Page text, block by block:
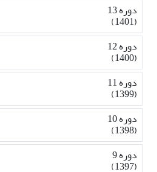
دوره 13
(1401)
دوره 12
(1400)
دوره 11
(1399)
دوره 10
(1398)
دوره 9
(1397)